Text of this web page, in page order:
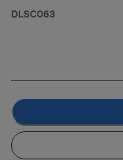
DLSC063